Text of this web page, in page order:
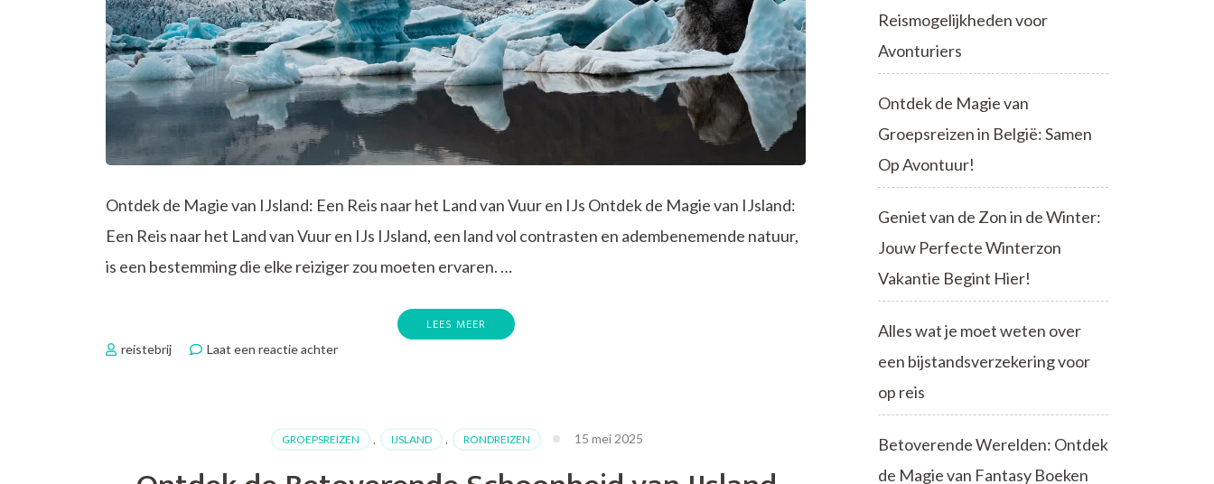
Ontdek de Magie van IJsland: Een Reis naar het Land van Vuur en IJs Ontdek de Magie van IJsland:
Een Reis naar het Land van Vuur en IJs IJsland, een land vol contrasten en adembenemende natuur,
is een bestemming die elke reiziger zou moeten ervaren. …
LEES MEER
reistebrij Laat een reactie achterop
Schoonheid
van
GROEPSREIZEN , IJSLAND , RONDREIZEN 15 mei 2025
Reismogelijkheden voor
Avonturiers
Ontdek de Magie van
Groepsreizen in België: Samen
Op Avontuur!
Geniet van de Zon in de Winter:
Jouw Perfecte Winterzon
Vakantie Begint Hier!
Alles wat je moet weten over
een bijstandsverzekering voor
op reis
Betoverende Werelden: Ontdek
de Magie van Fantasy Boeken